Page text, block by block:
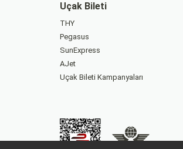
Uçak Bileti
THY
Pegasus
SunExpress
AJet
Uçak Bileti Kampanyaları